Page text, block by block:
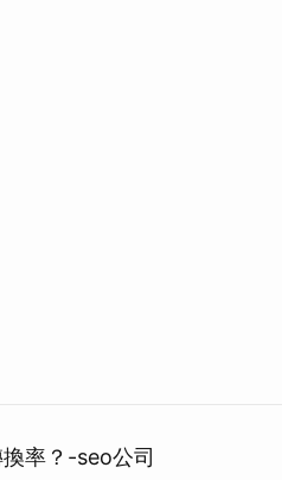
率？-seo公司